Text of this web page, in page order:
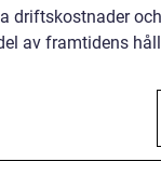
driftskostnader
av framtidens